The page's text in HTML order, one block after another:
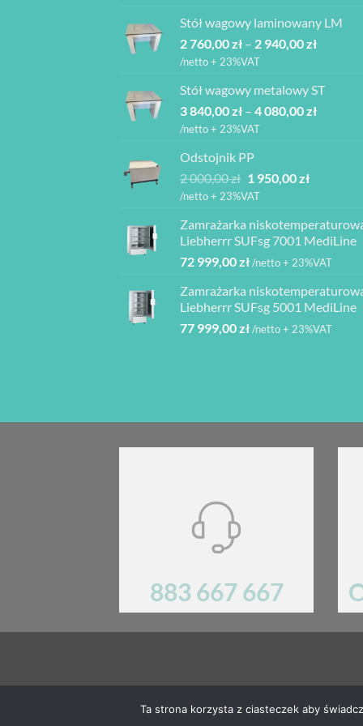
6
850,00 zł.
6
165,00 zł.
Stół wagowy laminowany LM
2 760,00zł – 2 940,00złZakres
2
760,00 zł
/netto + 23%VAT
Stół wagowy metalowy ST
3 840,00zł – 4 080,00złZakres
080,00
/netto + 23%VAT
Odstojnik PP
2 000,00zł Pierwotna
cena
2
000,00 zł.
1 950,00złAktualna
1
950,00 zł.
/netto + 23%VAT
Zamrażarka
Liebherrr SUFsg 7001 MediLine
72 999,00zł/netto + 23%VAT
Zamrażarka
Liebherrr SUFsg 5001 MediLine
77 999,00zł/netto + 23%VAT
883 667 667
Ta strona korzysta z ciasteczek aby